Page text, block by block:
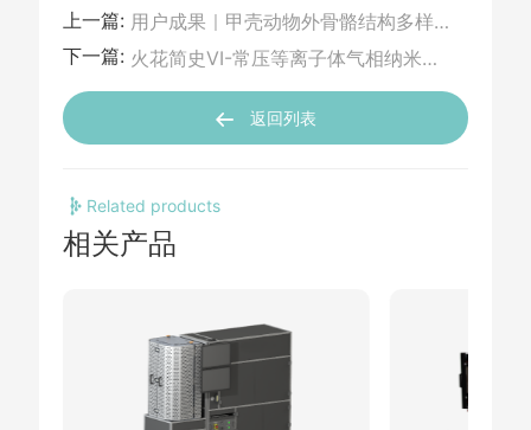
上一篇:
用户成果｜甲壳动物外骨骼结构多样性研究综述：显微CT视角下的仿生新启示
下一篇:
火花简史VI-常压等离子体气相纳米颗粒制造（上）
返回列表
Related products
相关产品